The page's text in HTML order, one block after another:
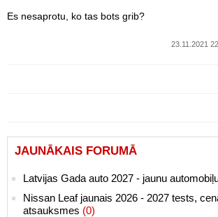
Es nesaprotu, ko tas bots grib?
23.11.2021
JAUNĀKAIS FORUMĀ
Latvijas Gada auto 2027 - jaunu
Nissan Leaf jaunais 2026 - 2027 tests,
atsauksmes (0)